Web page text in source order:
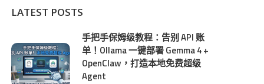
LATEST POSTS
手把手保姆级教程：告别 API 账
单！Ollama 一键部署 Gemma 4 +
OpenClaw，打造本地免费超级
Agent